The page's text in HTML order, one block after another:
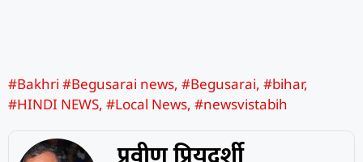
#Bakhri #Begusarai news, #Begusarai, #bihar,
#HINDI NEWS, #Local News, #newsvistabih